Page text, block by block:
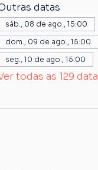
datas
sáb., 08 de ago., 15:00
dom., 09 de ago., 15:00
seg., 10 de ago., 15:00
todas as 129